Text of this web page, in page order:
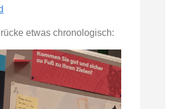
etwas chronologisch: